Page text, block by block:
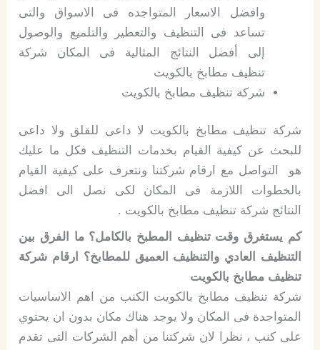
وافضل الاسعار المتواجده فى الاسواق والتى
تساعد فى التنظيف والتعطير والتلميع والوصول
إلى أفضل النتائج المثالية فى المكان شركة
تنظيف مطابخ بالكويت
شركة تنظيف مطابخ بالكويت
شركة تنظيف مطابخ بالكويت لا داعى للقلق ولا داعى
للبحث عن كيفية القيام بخدمات التنظيف فكل ما عليك
هو التواصل مع ارقام شركتنا ونتعرف على كيفية القيام
بالخطوات اللازمة فى المكان لكى نصل الى افضل
النتائج شركة تنظيف مطابخ بالكويت .
كم يستغرق وقت تنظيف المطبخ بالكامل؟ ما الفرق بين
التنظيف العادي والتنظيف العميق للمطابخ؟ ارقام شركة
تنظيف مطابخ بالكويت
شركة تنظيف مطابخ بالكويت الكنب من اهم الاساسيات
المتواجدة فى المكان ولا يوجد هناك مكان بدون ان يحتوي
على كنب ، نظرا لان شركتنا من أهم الشركات التى تقدم